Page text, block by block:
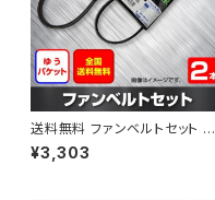
送料無料 ファンベルトセット ト
ヨタ プロボックス 型式NCP58
G H24.01～ （国内トップメーカ
¥3,303